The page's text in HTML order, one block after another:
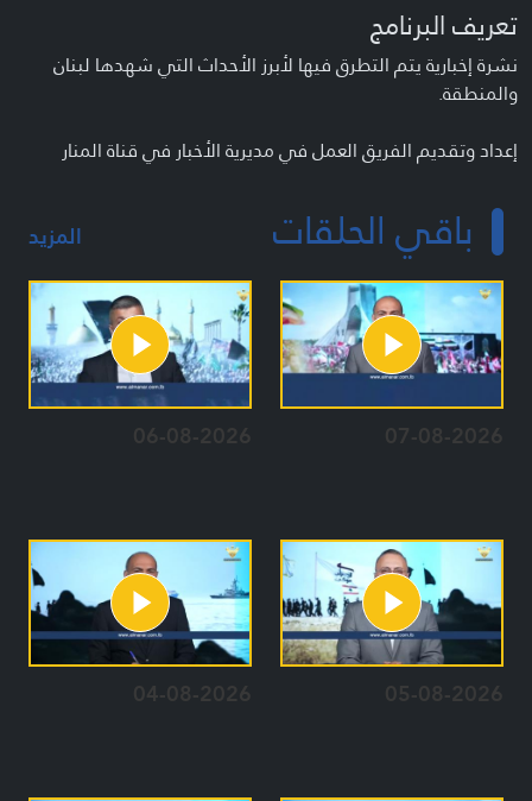
تعريف البرنامج
نشرة إخبارية يتم التطرق فيها لأبرز الأحداث التي شهدها لبنان
والمنطقة.
إعداد وتقديم الفريق العمل في مديرية الأخبار في قناة المنار
باقي الحلقات المزيد
07-08-2026
06-08-2026
05-08-2026
04-08-2026